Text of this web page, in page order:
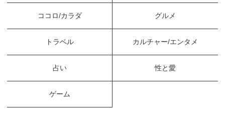
ココロ/カラダ グルメ
トラベル カルチャー/エンタメ
占い 性と愛
ゲーム